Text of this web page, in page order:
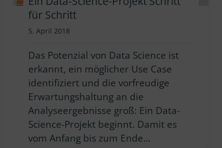
für Schritt
5. April 2018
Das Potenzial von Data Science ist
erkannt, ein möglicher Use Case
identifiziert und die vorfreudige
Erwartungshaltung an die
Analyseergebnisse groß: Ein Data-
Science-Projekt beginnt. Damit es
vom Anfang bis zum Ende…